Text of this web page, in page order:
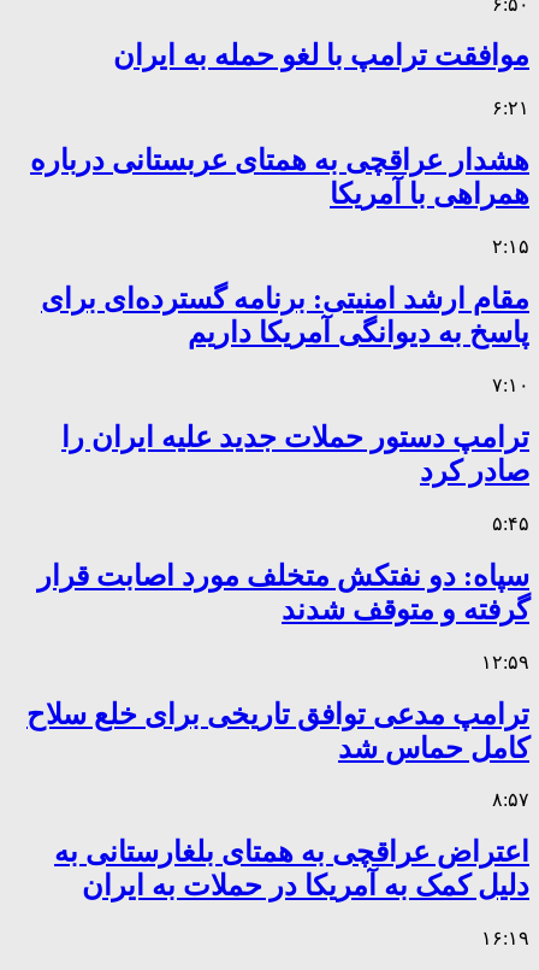
موافقت ترامپ با لغو حمله به ایران
۶:۲۱
هشدار عراقچی به همتای عربستانی درباره
همراهی با آمریکا
۲:۱۵
مقام ارشد امنیتی: برنامه گسترده‌ای برای
پاسخ به دیوانگی آمریکا داریم
۷:۱۰
ترامپ دستور حملات جدید علیه ایران را
صادر کرد
۵:۴۵
سپاه: دو نفتکش متخلف مورد اصابت قرار
گرفته و متوقف شدند
۱۲:۵۹
ترامپ مدعی توافق تاریخی برای خلع سلاح
کامل حماس شد
۸:۵۷
اعتراض عراقچی به همتای بلغارستانی به
دلیل کمک به آمریکا در حملات به ایران
۱۶:۱۹